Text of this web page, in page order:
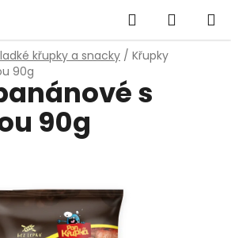
Hledat
KOŠÍK
křupky a snacky / Křupky
90g
s
90g